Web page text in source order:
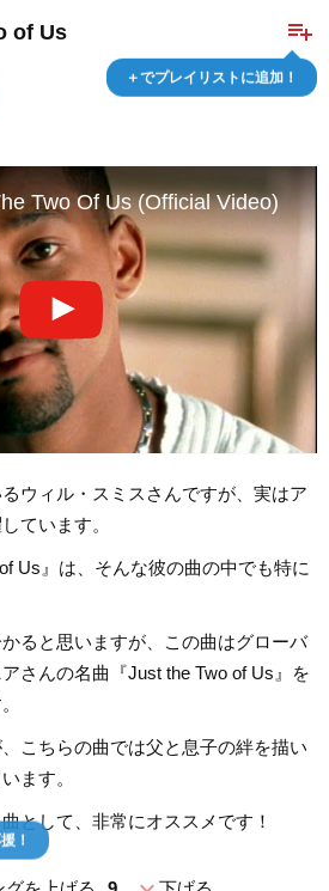
playlist_add
＋でプレイリストに追加！
of Us
Two Of Us (Official Video)
ウィル・スミスさんですが、実はア
ています。
Us』は、そんな彼の曲の中でも特に
ると思いますが、この曲はグローバ
さんの名曲『Just the Two of Us』を
こちらの曲では父と息子の絆を描い
ます。
として、非常にオススメです！
！